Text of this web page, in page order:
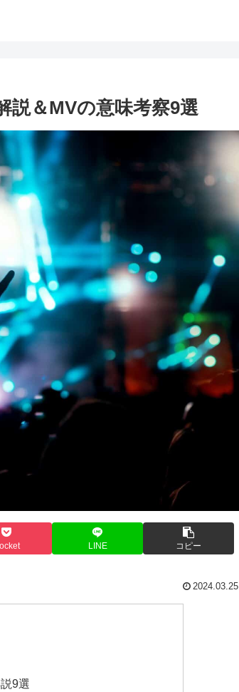
説＆MVの意味考察9選
LINE コピー
2024.03.25
9選